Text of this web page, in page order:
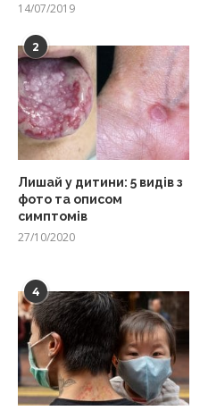
14/07/2019
2
Лишай у дитини: 5 видів з
фото та описом
симптомів
27/10/2020
4